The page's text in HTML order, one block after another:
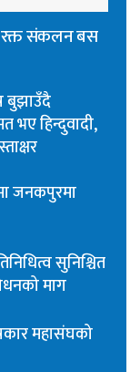
रक्त संकलन बस
बुझाउँदै
भए हिन्दुवादी,
जनकपुरमा
सुनिश्चित
माग
महासंघको